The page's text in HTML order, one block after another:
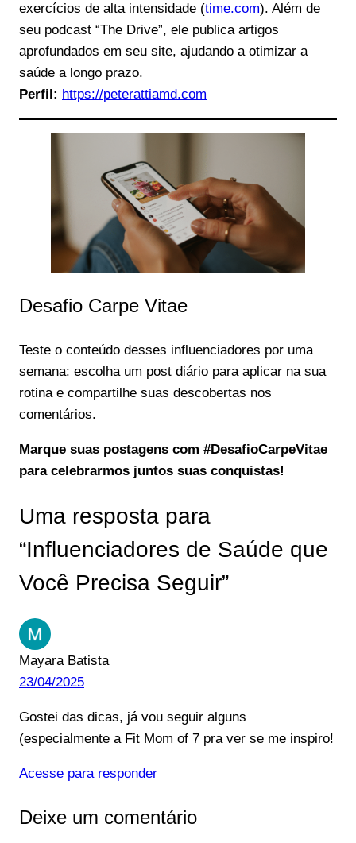
exercícios de alta intensidade (time.com). Além de
seu podcast “The Drive”, ele publica artigos
aprofundados em seu site, ajudando a otimizar a
saúde a longo prazo.
Perfil: https://peterattiamd.com
Desafio Carpe Vitae
Teste o conteúdo desses influenciadores por uma
semana: escolha um post diário para aplicar na sua
rotina e compartilhe suas descobertas nos
comentários.
Marque suas postagens com #DesafioCarpeVitae
para celebrarmos juntos suas conquistas!
Uma resposta para
“Influenciadores de Saúde que
Você Precisa Seguir”
Mayara Batista
23/04/2025
Gostei das dicas, já vou seguir alguns
(especialmente a Fit Mom of 7 pra ver se me inspiro!
Acesse para responder
Deixe um comentário